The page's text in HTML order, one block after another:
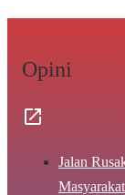
Opini
Jalan
Masyarakat